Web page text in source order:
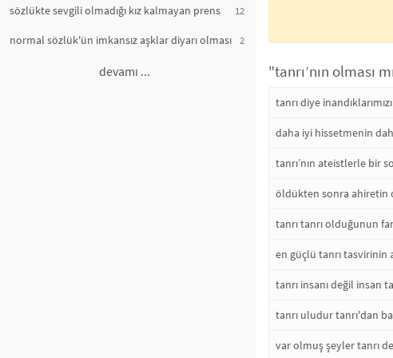
sözlükte sevgili olmadığı kız kalmayan prens 12
normal sözlük'ün imkansız aşklar diyarı olması 2
devamı ... "tanrı’nın olması
tanrı diye
daha iyi hissetmenin
tanrı’nın ateistlerle bir
öldükten sonra ahiretin
tanrı tanrı olduğunun
en güçlü tanrı tasvirinin
tanrı insanı değil insan
tanrı uludur tanrı'dan
var olmuş şeyler tanrı